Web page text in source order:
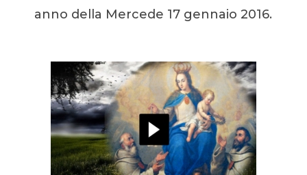
anno della Mercede 17 gennaio 2016.